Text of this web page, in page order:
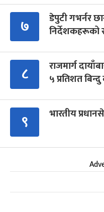
७
डेपुटी गभर्नर
निर्देशकहरूको
८
राजमार्ग
५ प्रतिशत
९ भारतीय